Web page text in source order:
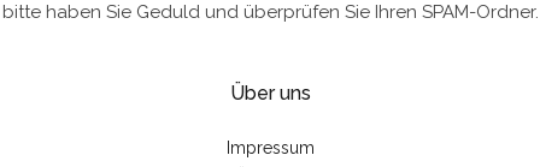
bitte haben Sie Geduld und überprüfen Sie Ihren SPAM-Ordner.
Über uns
Impressum